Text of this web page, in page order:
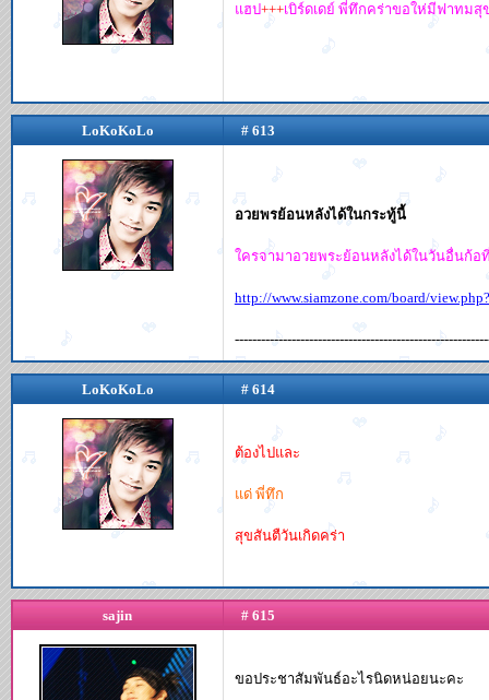
แฮป+++เบิร์ดเดย์ พี่ทึกคร่าขอให่มีฟาทมสุ
LoKoKoLo # 613
อวยพรย้อนหลังได้ในกระทู้นี้
ใครจามาอวยพระย้อนหลังได้ในวันอื่นก้อ
http://www.siamzone.com/board/
LoKoKoLo # 614
ต้องไปและ
แด่ พี่ทึก
สุขสันตืวันเกิดคร่า
sajin # 615
ขอประชาสัมพันธ์อะไรนิดหน่อยนะคะ